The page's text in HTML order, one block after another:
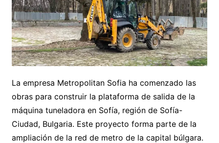
La empresa Metropolitan Sofia ha comenzado las
obras para construir la plataforma de salida de la
máquina tuneladora en Sofía, región de Sofía-
Ciudad, Bulgaria. Este proyecto forma parte de la
ampliación de la red de metro de la capital búlgara.